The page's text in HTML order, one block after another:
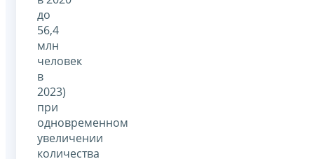
до
56,4
млн
человек
в
2023)
при
одновременном
увеличении
количества